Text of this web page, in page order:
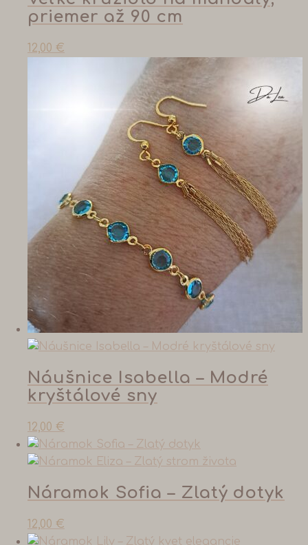
priemer až 90 cm
12,00 €
Náušnice Isabella – Modré
kryštálové sny
12,00 €
Náramok Sofia – Zlatý dotyk
12,00 €